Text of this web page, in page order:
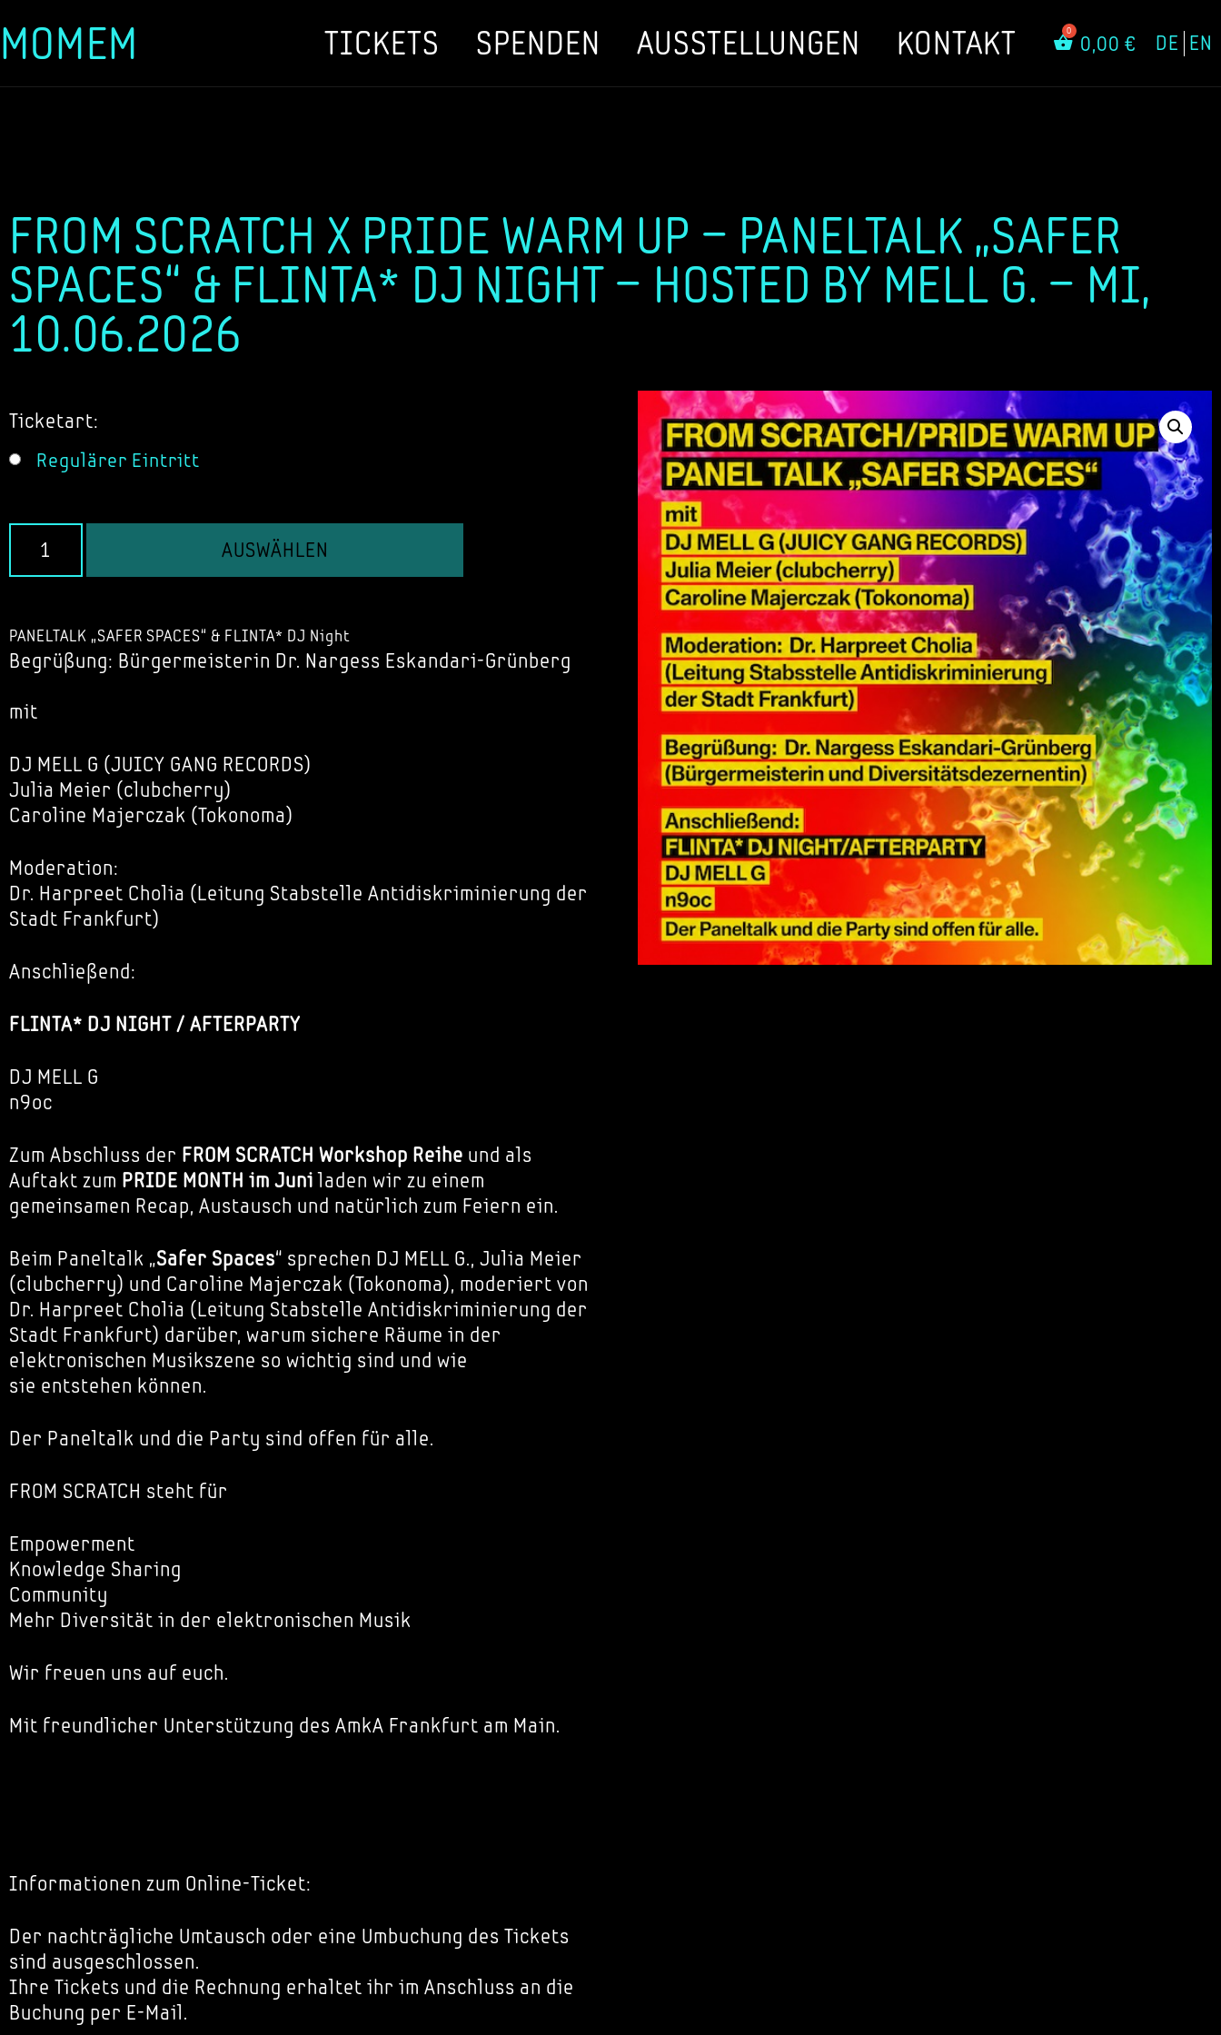
Zum
MOMEM TICKETS SPENDEN AUSSTELLUNGEN KONTAKT 0,00 € DE EN
FROM SCRATCH X PRIDE WARM UP – PANELTALK „SAFER
SPACES“ & FLINTA* DJ NIGHT – HOSTED BY MELL G. – MI,
10.06.2026
Ticketart:
Regulärer Eintritt
AUSWÄHLEN
PANELTALK „SAFER SPACES“ & FLINTA* DJ Night
Begrüßung: Bürgermeisterin Dr. Nargess Eskandari-Grünberg
mit
DJ MELL G (JUICY GANG RECORDS)
Julia Meier (clubcherry)
Caroline Majerczak (Tokonoma)
Moderation:
Dr. Harpreet Cholia (Leitung Stabstelle Antidiskriminierung der
Stadt Frankfurt)
Anschließend:
FLINTA* DJ NIGHT / AFTERPARTY
DJ MELL G
n9oc
Zum Abschluss der FROM SCRATCH Workshop Reihe und als
Auftakt zum PRIDE MONTH im Juniladen wir zu einem
gemeinsamen Recap, Austausch und natürlich zum Feiern ein.
Beim Paneltalk „Safer Spaces“ sprechen DJ MELL G., Julia Meier
(clubcherry) und Caroline Majerczak (Tokonoma), moderiert von
Dr. Harpreet Cholia (Leitung Stabstelle Antidiskriminierung der
Stadt Frankfurt) darüber, warum sichere Räume in der
elektronischen Musikszene so wichtig sind und wie
sie entstehen können.
Der Paneltalk und die Party sind offen für alle.
FROM SCRATCH steht für
Empowerment
Knowledge Sharing
Community
Mehr Diversität in der elektronischen Musik
Wir freuen uns auf euch.
Mit freundlicher Unterstützung des AmkA Frankfurt am Main.
Informationen zum Online-Ticket:
Der nachträgliche Umtausch oder eine Umbuchung des Tickets
sind ausgeschlossen.
Ihre Tickets und die Rechnung erhaltet ihr im Anschluss an die
Buchung per E-Mail.